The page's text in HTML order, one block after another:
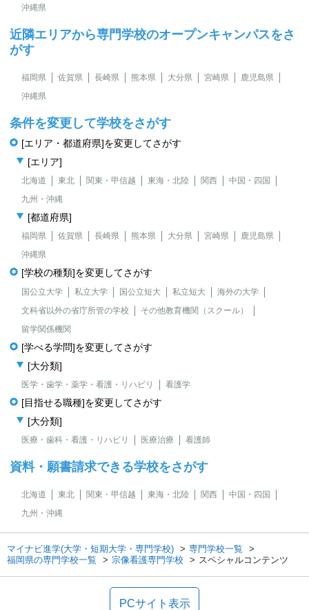
沖縄県
近隣エリアから専門学校のオープンキャンパスをさ
がす
福岡県 佐賀県 長崎県 熊本県 大分県 宮崎県
鹿児島県
沖縄県
条件を変更して学校をさがす
[エリア・都道府県]を変更してさがす
[エリア]
北海道 東北 関東・甲信越 東海・北陸 関西
中国・四国
九州・沖縄
[都道府県]
福岡県 佐賀県 長崎県 熊本県 大分県 宮崎県
鹿児島県
沖縄県
[学校の種類]を変更してさがす
国公立大学 私立大学 国公立短大 私立短大
海外の大学
文科省以外の省庁所管の学校
その他教育機関（スクール）
留学関係機関
[学べる学問]を変更してさがす
[大分類]
医学・歯学・薬学・看護・リハビリ 看護学
[目指せる職種]を変更してさがす
[大分類]
医療・歯科・看護・リハビリ 医療治療 看護師
資料・願書請求できる学校をさがす
北海道 東北 関東・甲信越 東海・北陸 関西
中国・四国
九州・沖縄
マイナビ進学(大学・短期大学・専門学校)
専門学校一覧
福岡県の専門学校一覧
宗像看護専門学校 スペシャルコンテンツ
PCサイト表示